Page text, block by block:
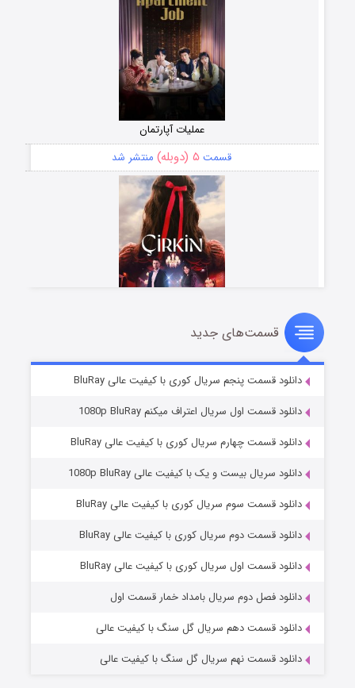
عملیات آپارتمان
قسمت ۵ (دوبله) منتشر شد
سریال زشت
قسمت۲ (زیرنویس) منتشر شد
مردگان متحرک: شهر مرده ۳
قسمت۲ (زیرنویس) منتشر شد
قسمت‌های جدید
دانلود قسمت پنجم سریال کوری با کیفیت عالی BluRay
دانلود قسمت اول سریال اعتراف میکنم 1080p BluRay
دانلود قسمت چهارم سریال کوری با کیفیت عالی BluRay
دانلود سریال بیست و یک با کیفیت عالی 1080p BluRay
دانلود قسمت سوم سریال کوری با کیفیت عالی BluRay
دانلود قسمت دوم سریال کوری با کیفیت عالی BluRay
دانلود قسمت اول سریال کوری با کیفیت عالی BluRay
دانلود فصل دوم سریال بامداد خمار قسمت اول
دانلود قسمت دهم سریال گل سنگ با کیفیت عالی
دانلود قسمت نهم سریال گل سنگ با کیفیت عالی